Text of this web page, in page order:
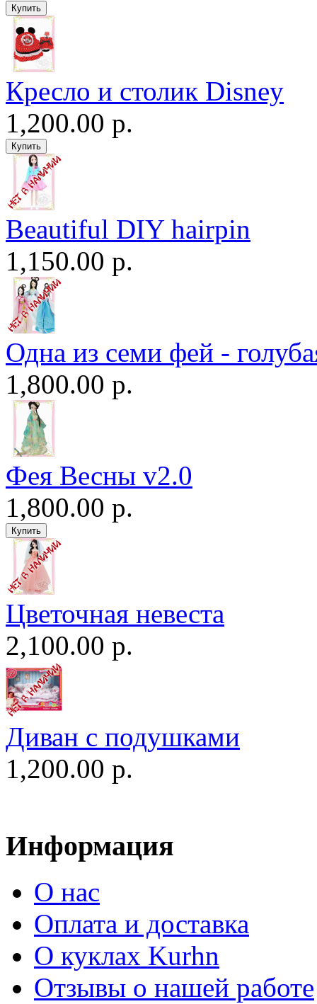
Кресло и столик Disney
1,200.00 р.
Beautiful DIY hairpin
1,150.00 р.
Одна из семи фей -
1,800.00 р.
Фея Весны v2.0
1,800.00 р.
Цветочная невеста
2,100.00 р.
Диван c подушками
1,200.00 р.
Информация
О нас
Оплата и доставка
О куклах Kurhn
Отзывы о нашей работе